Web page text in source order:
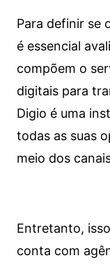
Para definir se
é essencial
compõem o
digitais para
Digio é uma
todas as suas
meio dos
Entretanto,
conta com